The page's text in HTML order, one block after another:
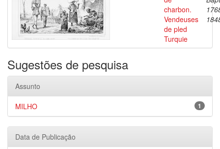
charbon.
Vendeuses
de pled
Turquie
Sugestões de pesquisa
Assunto
1
MILHO
Data de Publicação